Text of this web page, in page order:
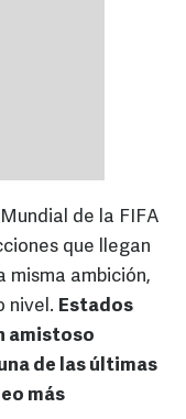
de la FIFA
que llegan
misma ambición,
nivel. Estados
amistoso
de las últimas
más